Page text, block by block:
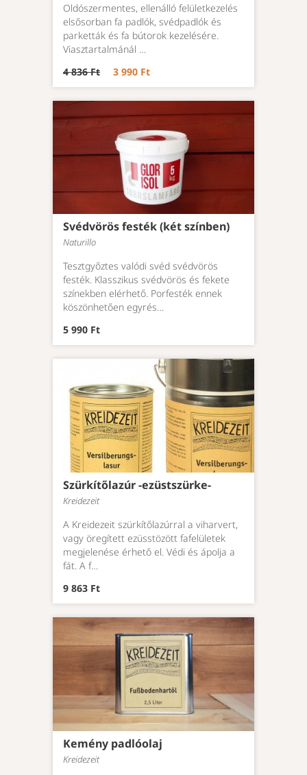
Oldószermentes, ellenálló felületkezelés
elsősorban fa padlók, svédpadlók és
parketták és fa bútorok kezelésére.
Viasztartalmánál …
4 836 Ft
3 990 Ft
Svédvörös festék (két színben)
Naturillo
Tesztgyőztes valódi svéd svédvörös
festék. Klasszikus svédvörös és fekete
színekben elérhető. Porfesték ennek
köszönhetően egyrés…
5 990 Ft
Szürkítőlazúr -ezüstszürke-
Kreidezeit
A Kreidezeit szürkítőlazúrral a viharvert,
vagy öregített ezüsstözött fafelületek
megjelenése érhető el. Védi és ápolja a
fát. A f…
9 863 Ft
Kemény padlóolaj
Kreidezeit